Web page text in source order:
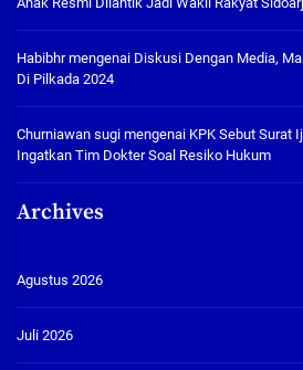
Habibhrmengenai Diskusi Dengan Media,
Di Pilkada 2024
Churniawan sugi mengenai KPK Sebut Surat
Ingatkan Tim Dokter Soal Resiko Hukum
Archives
Agustus 2026
Juli 2026